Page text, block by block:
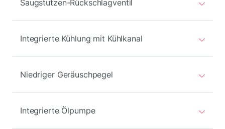
Saugstutzen-Rückschlagventil
Integrierte Kühlung mit Kühlkanal
Niedriger Geräuschpegel
Integrierte Ölpumpe